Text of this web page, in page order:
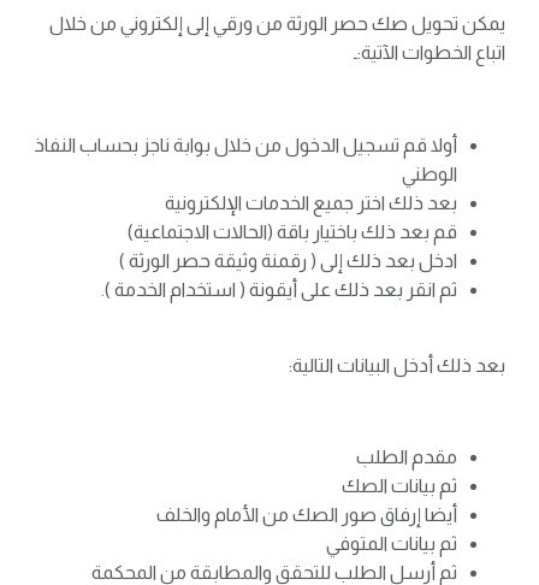
يمكن تحويل صك حصر الورثة من ورقي إلى إلكتروني من خلال
اتباع الخطوات الآتية:ـ
أولا قم تسجيل الدخول من خلال بوابة ناجز بحساب النفاذ
الوطني
بعد ذلك اختر جميع الخدمات الإلكترونية
قم بعد ذلك باختيار باقة (الحالات الاجتماعية)
ادخل بعد ذلك إلى ( رقمنة وثيقة حصر الورثة )
ثم انقر بعد ذلك على أيقونة ( استخدام الخدمة ).
بعد ذلك أدخل البيانات التالية:
مقدم الطلب
ثم بيانات الصك
أيضا إرفاق صور الصك من الأمام والخلف
ثم بيانات المتوفي
ثم أرسل الطلب للتحقق والمطابقة من المحكمة